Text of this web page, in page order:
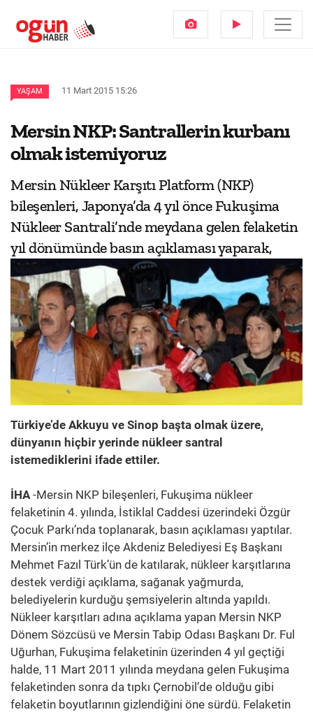
YAŞAM 11 Mart 2015 15:26
Mersin NKP: Santrallerin kurbanı
olmak istemiyoruz
Mersin Nükleer Karşıtı Platform (NKP)
bileşenleri, Japonya’da 4 yıl önce Fukuşima
Nükleer Santrali’nde meydana gelen felaketin
yıl dönümünde basın açıklaması yaparak,
Türkiye’de Akkuyu ve Sinop başta olmak üzere,
dünyanın hiçbir yerinde nükleer santral
istemediklerini ifade ettiler.
İHA -Mersin NKP bileşenleri, Fukuşima nükleer
felaketinin 4. yılında, İstiklal Caddesi üzerindeki Özgür
Çocuk Parkı’nda toplanarak, basın açıklaması yaptılar.
Mersin’in merkez ilçe Akdeniz Belediyesi Eş Başkanı
Mehmet Fazıl Türk’ün de katılarak, nükleer karşıtlarına
destek verdiği açıklama, sağanak yağmurda,
belediyelerin kurduğu şemsiyelerin altında yapıldı.
Nükleer karşıtları adına açıklama yapan Mersin NKP
Dönem Sözcüsü ve Mersin Tabip Odası Başkanı Dr. Ful
Uğurhan, Fukuşima felaketinin üzerinden 4 yıl geçtiği
halde, 11 Mart 2011 yılında meydana gelen Fukuşima
felaketinden sonra da tıpkı Çernobil’de olduğu gibi
felaketin boyutlarının gizlendiğini öne sürdü. Felaketin